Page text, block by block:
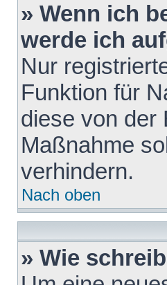
» Wenn ich
werde ich
Nur
Funktion für
diese von der
Maßnahme
verhindern.
Nach oben
» Wie